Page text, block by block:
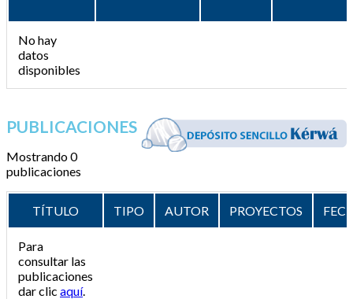
No hay
datos
disponibles
PUBLICACIONES
Mostrando 0
publicaciones
TÍTULO TIPO AUTOR PROYECTOS
Para
consultar las
publicaciones
dar clic aquí.